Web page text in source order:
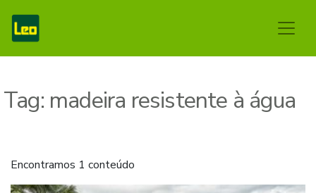
Tag: madeira resistente à água
Encontramos 1 conteúdo